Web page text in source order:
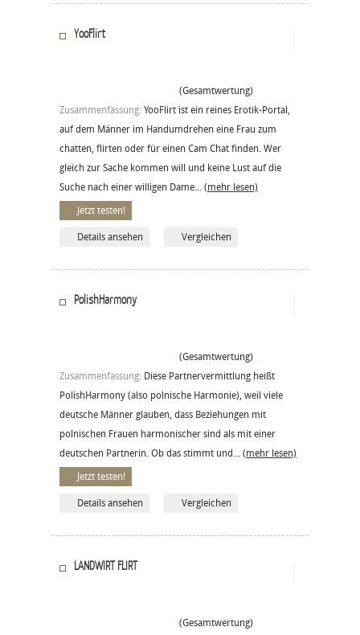
YooFlirt
(Gesamtwertung)
Zusammenfassung: YooFlirt ist ein reines Erotik-Portal,
auf dem Männer im Handumdrehen eine Frau zum
chatten, flirten oder für einen Cam Chat finden. Wer
gleich zur Sache kommen will und keine Lust auf die
Suche nach einer willigen Dame... (mehr lesen)
Jetzt testen!
Details ansehen Vergleichen
PolishHarmony
(Gesamtwertung)
Zusammenfassung: Diese Partnervermittlung heißt
PolishHarmony (also polnische Harmonie), weil viele
deutsche Männer glauben, dass Beziehungen mit
polnischen Frauen harmonischer sind als mit einer
deutschen Partnerin. Ob das stimmt und... (mehr lesen)
Jetzt testen!
Details ansehen Vergleichen
LANDWIRT FLIRT
(Gesamtwertung)